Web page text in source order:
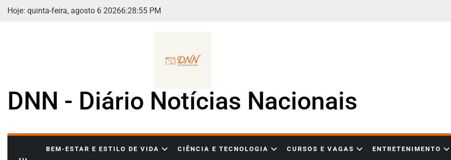
Skip
Hoje: quinta-feira, agosto 6 20266:28:57 PM
DNN - Diário Notícias Nacionais
BEM-ESTAR E ESTILO DE VIDA CIÊNCIA E TECNOLOGIA CURSOS E VAGAS ENTRETENIMENTO